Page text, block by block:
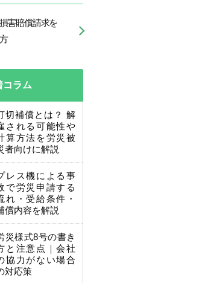
害賠償請求を
コラム
切補償とは？ 解
される可能性や
算方法を労災被
者向けに解説
レス機による事
で労災申請する
れ・受給条件・
償内容を解説
災様式8号の書き
と注意点｜会社
協力がない場合
対応策